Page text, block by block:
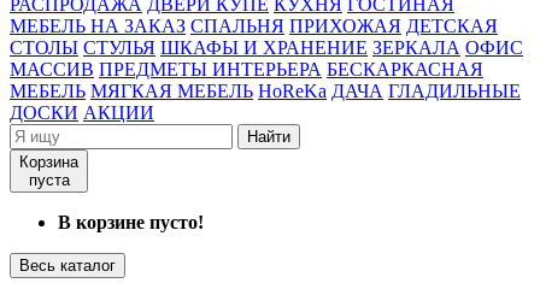
РАСПРОДАЖА ДВЕРИ КУПЕ КУХНЯ ГОСТИНАЯ
МЕБЕЛЬ НА ЗАКАЗ СПАЛЬНЯ ПРИХОЖАЯ ДЕТСКАЯ
СТОЛЫ СТУЛЬЯ ШКАФЫ И ХРАНЕНИЕ ЗЕРКАЛА ОФИС
МАССИВ ПРЕДМЕТЫ ИНТЕРЬЕРА БЕСКАРКАСНАЯ
МЕБЕЛЬ МЯГКАЯ МЕБЕЛЬ HoReKa ДАЧА ГЛАДИЛЬНЫЕ
ДОСКИ АКЦИИ
Найти
Корзина
пуста
В корзине пусто!
Весь каталог